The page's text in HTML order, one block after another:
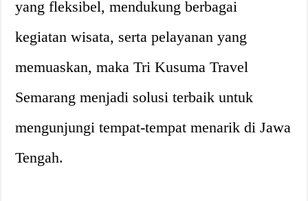
yang fleksibel, mendukung berbagai
kegiatan wisata, serta pelayanan yang
memuaskan, maka Tri Kusuma Travel
Semarang menjadi solusi terbaik untuk
mengunjungi tempat-tempat menarik di Jawa
Tengah.